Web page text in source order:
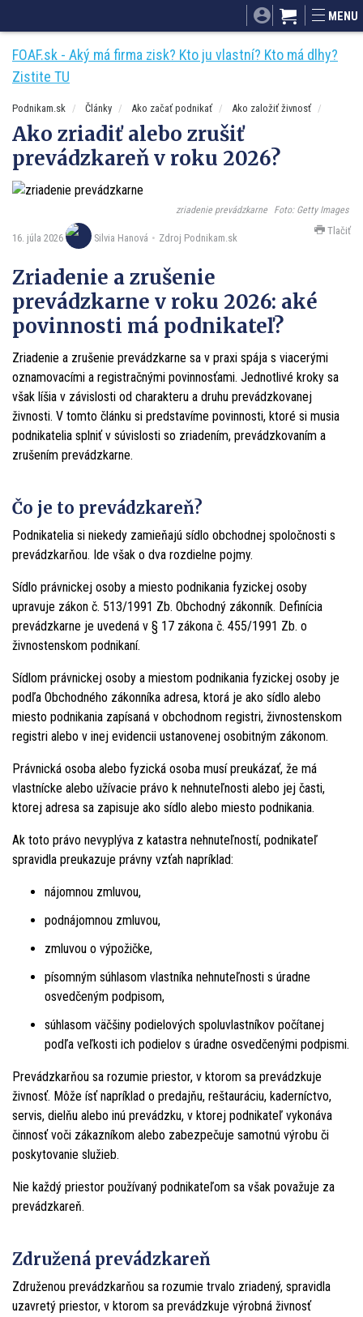
Mnamky-recepty.sk
Dobré rady a
MENU
FOAF.sk - Aký má firma zisk? Kto ju vlastní? Kto má dlhy?
Zistite TU
Podnikam.sk Články Ako začať podnikať Ako založiť živnosť
Ako zriadiť alebo zrušiť
prevádzkareň v roku 2026?
zriadenie prevádzkarne Foto: Getty Images
16. júla 2026 Silvia Hanová Zdroj Podnikam.sk
Tlačiť
Zriadenie a zrušenie
prevádzkarne v roku 2026: aké
povinnosti má podnikateľ?
Zriadenie a zrušenie prevádzkarne sa v praxi spája s viacerými
oznamovacími a registračnými povinnosťami. Jednotlivé kroky sa
však líšia v závislosti od charakteru a druhu prevádzkovanej
živnosti. V tomto článku si predstavíme povinnosti, ktoré si musia
podnikatelia splniť v súvislosti so zriadením, prevádzkovaním a
zrušením prevádzkarne.
Čo je to prevádzkareň?
Podnikatelia si niekedy zamieňajú sídlo obchodnej spoločnosti s
prevádzkarňou. Ide však o dva rozdielne pojmy.
Sídlo právnickej osoby a miesto podnikania fyzickej osoby
upravuje zákon č. 513/1991 Zb. Obchodný zákonník. Definícia
prevádzkarne je uvedená v § 17 zákona č. 455/1991 Zb. o
živnostenskom podnikaní.
Sídlom právnickej osoby a miestom podnikania fyzickej osoby je
podľa Obchodného zákonníka adresa, ktorá je ako sídlo alebo
miesto podnikania zapísaná v obchodnom registri, živnostenskom
registri alebo v inej evidencii ustanovenej osobitným zákonom.
Právnická osoba alebo fyzická osoba musí preukázať, že má
vlastnícke alebo užívacie právo k nehnuteľnosti alebo jej časti,
ktorej adresa sa zapisuje ako sídlo alebo miesto podnikania.
Ak toto právo nevyplýva z katastra nehnuteľností, podnikateľ
spravidla preukazuje právny vzťah napríklad:
nájomnou zmluvou,
podnájomnou zmluvou,
zmluvou o výpožičke,
písomným súhlasom vlastníka nehnuteľnosti s úradne
osvedčeným podpisom,
súhlasom väčšiny podielových spoluvlastníkov počítanej
podľa veľkosti ich podielov s úradne osvedčenými podpismi.
Prevádzkarňou sa rozumie priestor, v ktorom sa prevádzkuje
živnosť. Môže ísť napríklad o predajňu, reštauráciu, kaderníctvo,
servis, dielňu alebo inú prevádzku, v ktorej podnikateľ vykonáva
činnosť voči zákazníkom alebo zabezpečuje samotnú výrobu či
poskytovanie služieb.
Nie každý priestor používaný podnikateľom sa však považuje za
prevádzkareň.
Združená prevádzkareň
Združenou prevádzkarňou sa rozumie trvalo zriadený, spravidla
uzavretý priestor, v ktorom sa prevádzkuje výrobná živnosť